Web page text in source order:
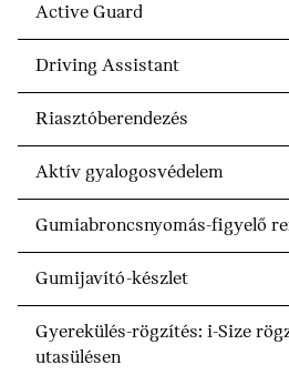
Active Guard
Driving Assistant
Riasztóberendezés
Aktív gyalogosvédelem
Gumiabroncsnyomás-figyelő
Gumijavító-készlet
Gyerekülés-rögzítés: i-Size
utasülésen